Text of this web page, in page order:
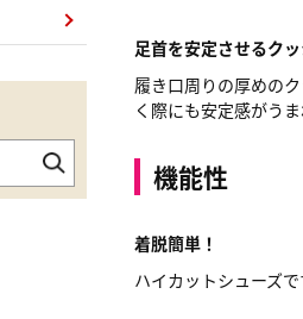
足首を安定させるク
履き口周りの厚めの
く際にも安定感がうま
機能性
着脱簡単！
ハイカットシューズ